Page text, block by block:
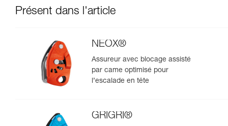
Présent dans l'article
NEOX®
Assureur avec blocage assisté
par came optimisé pour
l’escalade en tête
GRIGRI®